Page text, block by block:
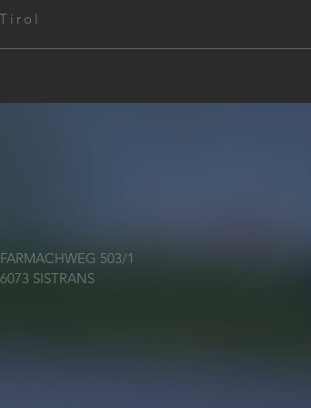
FARMACHWEG 503/1
6073 SISTRANS